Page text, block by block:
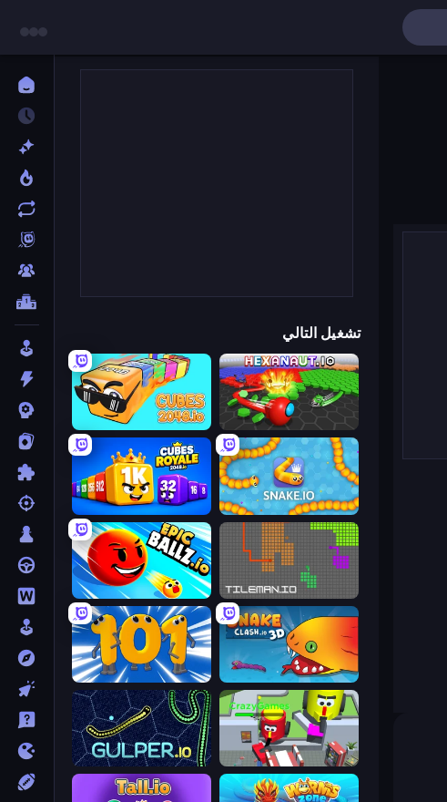
تشغيل التالي
Hexanaut.io
Cubes 2048.io
Snake.io
Cubes 2048 Royale
TileMan.io
EpicBallz.io
Snake Clash.io
Numbers Arena
CleanUp.IO
Gulper.io